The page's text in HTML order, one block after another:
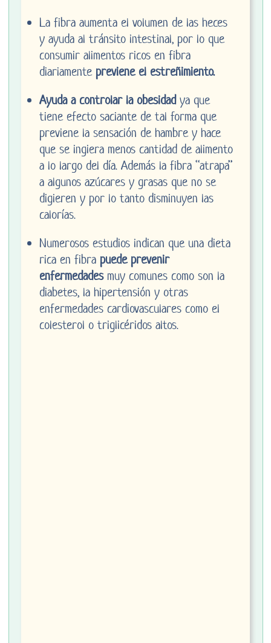
La fibra aumenta el volumen de las heces
y ayuda al tránsito intestinal, por lo que
consumir alimentos ricos en fibra
diariamente previene el estreñimiento.
Ayuda a controlar la obesidadya que
tiene efecto saciante de tal forma que
previene la sensación de hambre y hace
que se ingiera menos cantidad de alimento
a lo largo del día. Además la fibra “atrapa”
a algunos azúcares y grasas que no se
digieren y por lo tanto disminuyen las
calorías.
Numerosos estudios indican que una dieta
rica en fibra puede prevenir
enfermedadesmuy comunes como son la
diabetes, la hipertensión y otras
enfermedades cardiovasculares como el
colesterol o triglicéridos altos.